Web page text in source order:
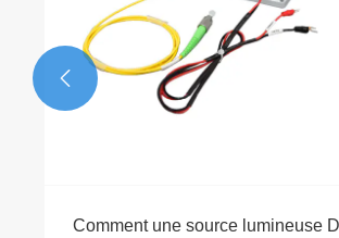
Comment une source lumineuse
